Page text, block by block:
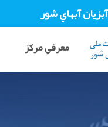
آبهاي شور
معرفي مرکز